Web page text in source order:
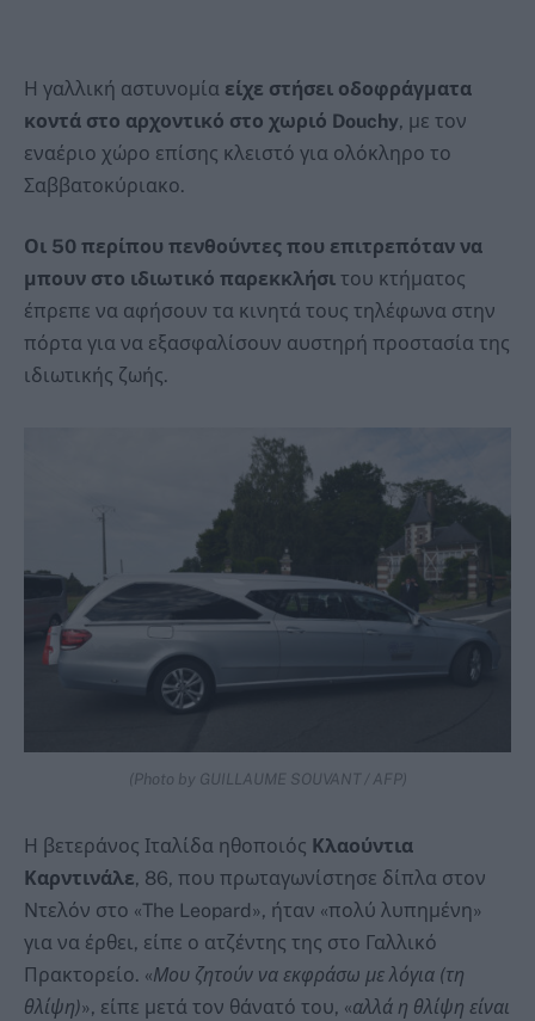
Η γαλλική αστυνομία είχε στήσει οδοφράγματα
κοντά στο αρχοντικό στο χωριό Douchy, με τον
εναέριο χώρο επίσης κλειστό για ολόκληρο το
Σαββατοκύριακο.
Οι 50 περίπου πενθούντες που επιτρεπόταν να
μπουν στο ιδιωτικό παρεκκλήσι του κτήματος
έπρεπε να αφήσουν τα κινητά τους τηλέφωνα στην
πόρτα για να εξασφαλίσουν αυστηρή προστασία της
ιδιωτικής ζωής.
(Photo by GUILLAUME SOUVANT / AFP)
Η βετεράνος Ιταλίδα ηθοποιός Κλαούντια
Καρντινάλε, 86, που πρωταγωνίστησε δίπλα στον
Ντελόν στο «The Leopard», ήταν «πολύ λυπημένη»
για να έρθει, είπε ο ατζέντης της στο Γαλλικό
Πρακτορείο. «Μου ζητούν να εκφράσω με λόγια (τη
θλίψη)», είπε μετά τον θάνατό του, «αλλά η θλίψη είναι